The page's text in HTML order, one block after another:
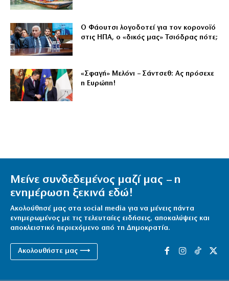
Ο Φάουτσι λογοδοτεί για τον κορονοϊό
στις ΗΠΑ, ο «δικός μας» Τσιόδρας πότε;
«Σφαγή» Μελόνι – Σάντσεθ: Ας πρόσεχε
η Ευρώπη!
Μείνε συνδεδεμένος μαζί μας – η
ενημέρωση ξεκινά εδώ!
Ακολούθησέ μας στα social media για να μένεις πάντα
ενημερωμένος με τις τελευταίες ειδήσεις, αποκαλύψεις και
αποκλειστικό περιεχόμενο από τη Δημοκρατία.
Ακολουθήστε μας ⟶